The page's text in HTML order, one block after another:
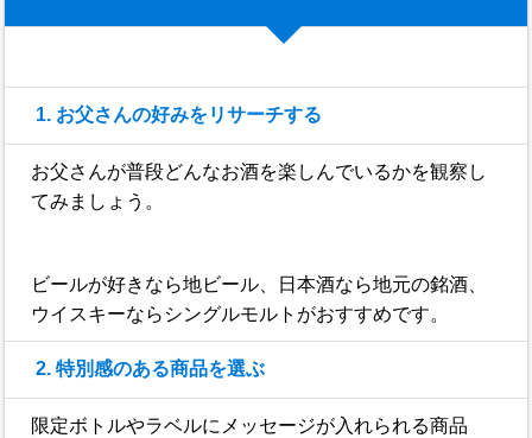
1. お父さんの好みをリサーチする
お父さんが普段どんなお酒を楽しんでいるかを観察し
てみましょう。
ビールが好きなら地ビール、日本酒なら地元の銘酒、
ウイスキーならシングルモルトがおすすめです。
2. 特別感のある商品を選ぶ
限定ボトルやラベルにメッセージが入れられる商品